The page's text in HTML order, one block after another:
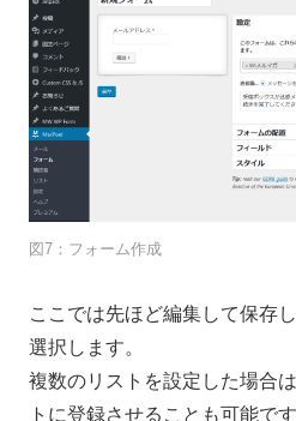
図7：フォーム作成
ここでは先ほど編集して保存
選択します。
複数のリストを設定した場合
トに登録させることも可能です